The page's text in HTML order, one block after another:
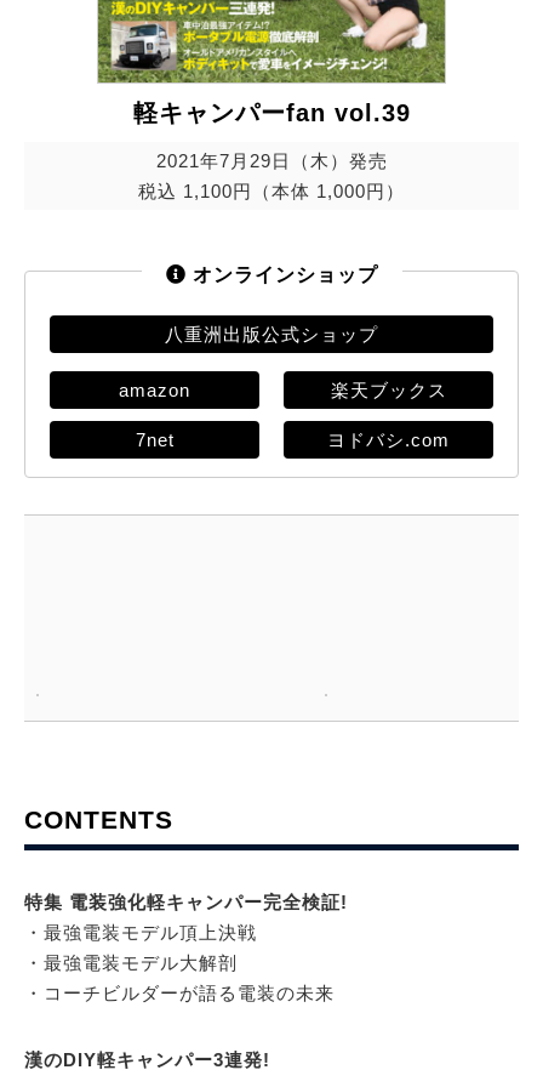
軽キャンパーfan vol.39
2021年7月29日（木）発売
税込 1,100円（本体 1,000円）
オンラインショップ
八重洲出版公式ショップ
amazon 楽天ブックス
7net ヨドバシ.com
CONTENTS
特集 電装強化軽キャンパー完全検証!
・最強電装モデル頂上決戦
・最強電装モデル大解剖
・コーチビルダーが語る電装の未来
漢のDIY軽キャンパー3連発!